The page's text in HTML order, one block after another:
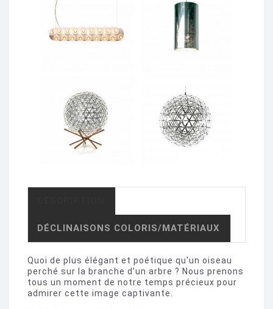
DÉCLINAISONS COLORIS/MATÉRIAUX
Quoi de plus élégant et poétique qu'un oiseau
perché sur la branche d'un arbre ? Nous prenons
tous un moment de notre temps précieux pour
admirer cette image captivante.